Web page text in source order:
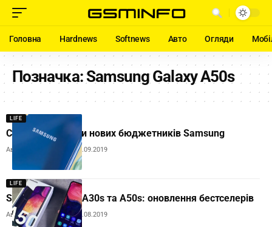
Головна Hardnews Softnews Авто Огляди
Позначка:Samsung Galaxy A50s
LIFE
Стали відомі ціни нових бюджетників Samsung
Автор: Andrew Orobets08.09.2019
LIFE
Samsung Galaxy A30s та A50s: оновлення бестселерів
Автор:Andrew Orobets22.08.2019